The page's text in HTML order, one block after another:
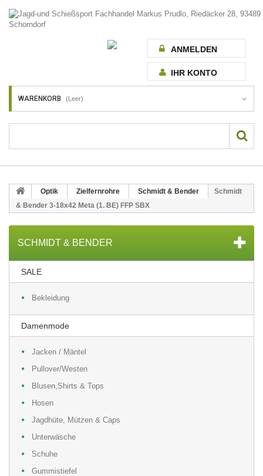
ANMELDEN
IHR KONTO
WARENKORB (Leer)
Optik Zielfernrohre Schmidt & Bender
Schmidt
& Bender 3-18x42 Meta (1. BE) FFP SBX
SCHMIDT & BENDER
SALE
Bekleidung
Damenmode
Jacken / Mäntel
Pullover/Westen
Blusen,Shirts & Tops
Hosen
Jagdhüte, Mützen & Caps
Unterwäsche
Schuhe
Gummistiefel